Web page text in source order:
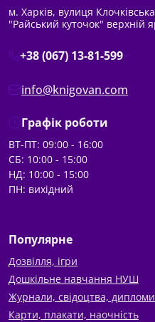
м. Харків, вулиця
"Райський куточок" верхній
+38 (067) 13-81-599
info@knigovan.com
Графік роботи
ВТ-ПТ: 09:00 - 16:00
СБ: 10:00 - 15:00
НД: 10:00 - 15:00
ПН: вихідний
Популярне
Дозвілля, ігри
Дошкільне навчання НУШ
Журнали, свідоцтва, дипломи
Карти, плакати, наочність